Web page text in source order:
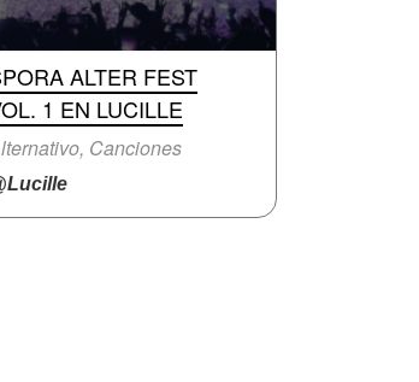
ALTER FEST
1 EN LUCILLE
Canciones